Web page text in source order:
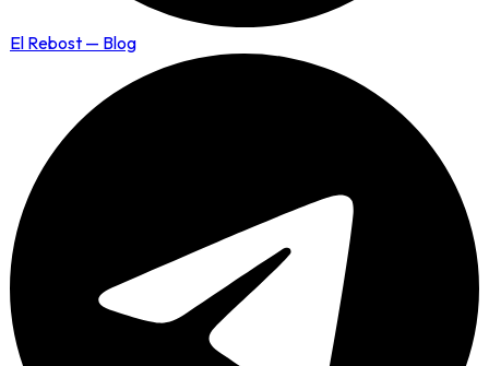
El Rebost — Blog